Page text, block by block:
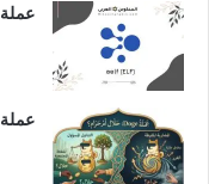
عملة ELF رمز Aelf ومستقبلها
عملة DOGE حلال ام حرام